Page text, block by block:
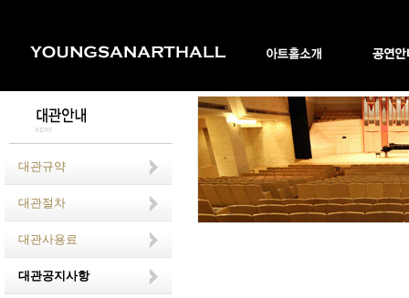
대관규약
대관절차
대관사용료
대관공지사항